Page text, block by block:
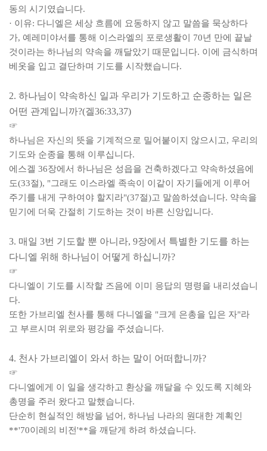
동의 시기였습니다.
· 이유: 다니엘은 세상 흐름에 요동하지 않고 말씀을 묵상하다
가, 예레미야서를 통해 이스라엘의 포로생활이 70년 만에 끝날
것이라는 하나님의 약속을 깨달았기 때문입니다. 이에 금식하며
베옷을 입고 결단하며 기도를 시작했습니다.
2. 하나님이 약속하신 일과 우리가 기도하고 순종하는 일은
어떤 관계입니까?(겔36:33,37)
☞
하나님은 자신의 뜻을 기계적으로 밀어붙이지 않으시고, 우리의
기도와 순종을 통해 이루십니다.
에스겔 36장에서 하나님은 성읍을 건축하겠다고 약속하셨음에
도(33절), "그래도 이스라엘 족속이 이같이 자기들에게 이루어
주기를 내게 구하여야 할지라"(37절)고 말씀하셨습니다. 약속을
믿기에 더욱 간절히 기도하는 것이 바른 신앙입니다.
3. 매일 3번 기도할 뿐 아니라, 9장에서 특별한 기도를 하는
다니엘 위해 하나님이 어떻게 하십니까?
☞
다니엘이 기도를 시작할 즈음에 이미 응답의 명령을 내리셨습니
다.
또한 가브리엘 천사를 통해 다니엘을 "크게 은총을 입은 자"라
고 부르시며 위로와 평강을 주셨습니다.
4. 천사 가브리엘이 와서 하는 말이 어떠합니까?
☞
다니엘에게 이 일을 생각하고 환상을 깨달을 수 있도록 지혜와
총명을 주러 왔다고 말했습니다.
단순히 현실적인 해방을 넘어 , 하나님 나라의 원대한 계획인
**'70이레의 비전'**을 깨닫게 하려 하셨습니다.